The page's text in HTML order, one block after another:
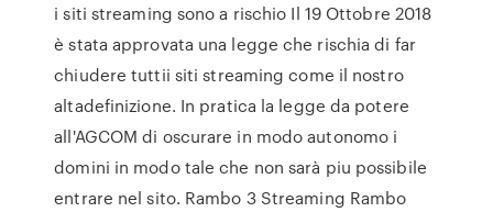
i siti streaming sono a rischio Il 19 Ottobre 2018
è stata approvata una legge che rischia di far
chiudere tuttii siti streaming come il nostro
altadefinizione. In pratica la legge da potere
all'AGCOM di oscurare in modo autonomo i
domini in modo tale che non sarà piu possibile
entrare nel sito. Rambo 3 Streaming Rambo